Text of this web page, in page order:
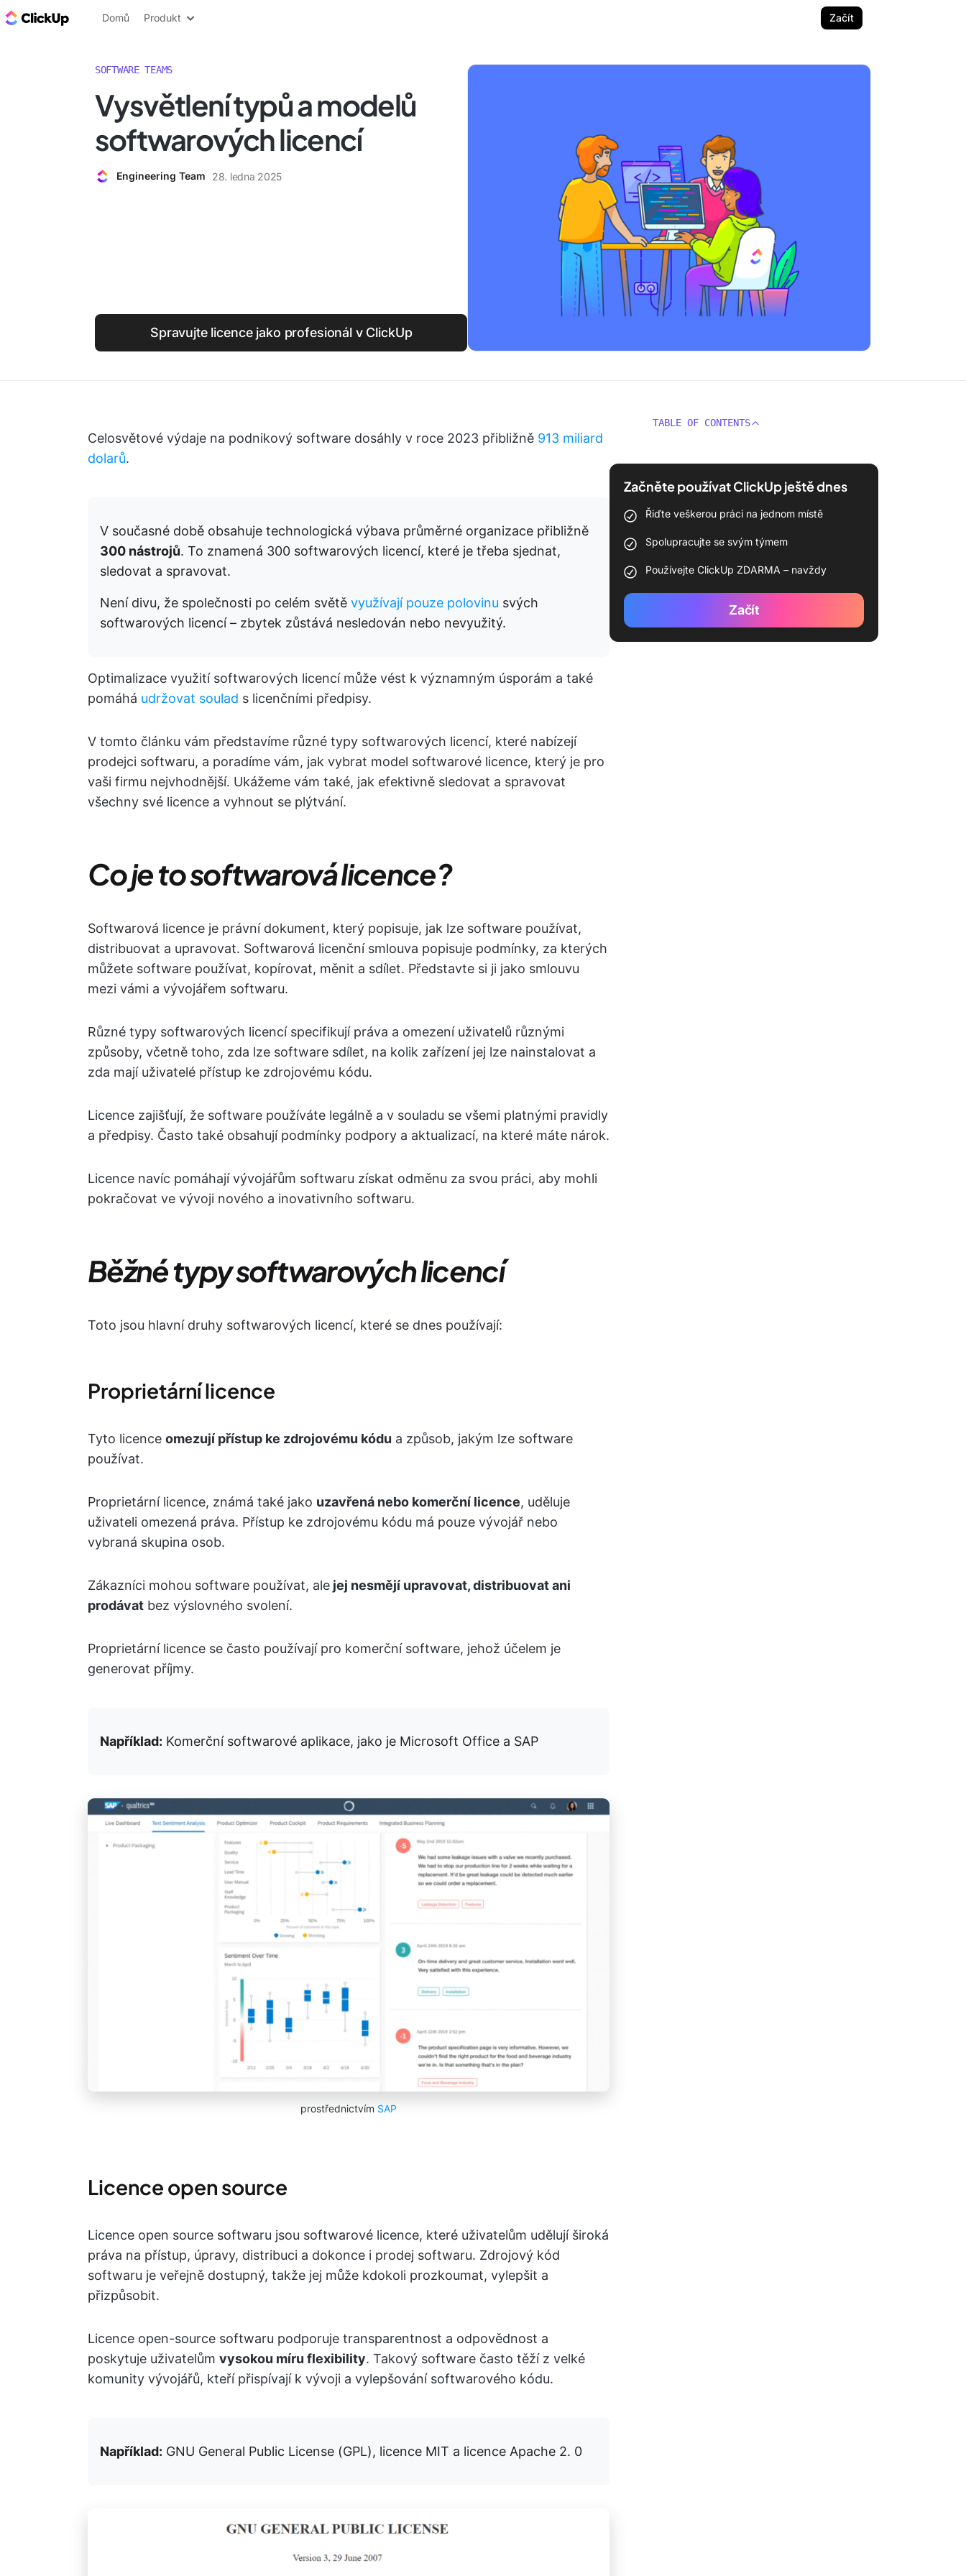
ClickUp blog
Domů Produkt Začít
SOFTWARE TEAMS
Vysvětlení typů a modelů
softwarových licencí
Engineering Team 28. ledna 2025
Spravujte licence jako profesionál v ClickUp
Celosvětové výdaje na podnikový software dosáhly v roce 2023 přibližně 913 miliard
dolarů.
V současné době obsahuje technologická výbava průměrné organizace přibližně
300 nástrojů. To znamená 300 softwarových licencí, které je třeba sjednat,
sledovat a spravovat.
Není divu, že společnosti po celém světě využívají pouze polovinu svých
softwarových licencí – zbytek zůstává nesledován nebo nevyužitý.
Optimalizace využití softwarových licencí může vést k významným úsporám a také
pomáhá udržovat soulad s licenčními předpisy.
V tomto článku vám představíme různé typy softwarových licencí, které nabízejí
prodejci softwaru, a poradíme vám, jak vybrat model softwarové licence, který je pro
vaši firmu nejvhodnější. Ukážeme vám také, jak efektivně sledovat a spravovat
všechny své licence a vyhnout se plýtvání.
Co je to softwarová licence?
Softwarová licence je právní dokument, který popisuje, jak lze software používat,
distribuovat a upravovat. Softwarová licenční smlouva popisuje podmínky, za kterých
můžete software používat, kopírovat, měnit a sdílet. Představte si ji jako smlouvu
mezi vámi a vývojářem softwaru.
Různé typy softwarových licencí specifikují práva a omezení uživatelů různými
způsoby, včetně toho, zda lze software sdílet, na kolik zařízení jej lze nainstalovat a
zda mají uživatelé přístup ke zdrojovému kódu.
Licence zajišťují, že software používáte legálně a v souladu se všemi platnými pravidly
a předpisy. Často také obsahují podmínky podpory a aktualizací, na které máte nárok.
Licence navíc pomáhají vývojářům softwaru získat odměnu za svou práci, aby mohli
pokračovat ve vývoji nového a inovativního softwaru.
Běžné typy softwarových licencí
Toto jsou hlavní druhy softwarových licencí, které se dnes používají:
Proprietární licence
Tyto licence omezují přístup ke zdrojovému kódu a způsob, jakým lze software
používat.
Proprietární licence, známá také jako uzavřená nebo komerční licence, uděluje
uživateli omezená práva. Přístup ke zdrojovému kódu má pouze vývojář nebo
vybraná skupina osob.
Zákazníci mohou software používat, ale jej nesmějí upravovat, distribuovat ani
prodávat bez výslovného svolení.
Proprietární licence se často používají pro komerční software, jehož účelem je
generovat příjmy.
Například: Komerční softwarové aplikace, jako je Microsoft Office a SAP
prostřednictvím SAP
Licence open source
Licence open source softwaru jsou softwarové licence, které uživatelům udělují široká
práva na přístup, úpravy, distribuci a dokonce i prodej softwaru. Zdrojový kód
softwaru je veřejně dostupný, takže jej může kdokoli prozkoumat, vylepšit a
přizpůsobit.
Licence open-source softwaru podporuje transparentnost a odpovědnost a
poskytuje uživatelům vysokou míru flexibility. Takový software často těží z velké
komunity vývojářů, kteří přispívají k vývoji a vylepšování softwarového kódu.
Například: GNU General Public License (GPL), licence MIT a licence Apache 2. 0
TABLE OF CONTENTS
Začněte používat ClickUp ještě dnes
Řiďte veškerou práci na jednom místě
Spolupracujte se svým týmem
Používejte ClickUp ZDARMA – navždy
Začít